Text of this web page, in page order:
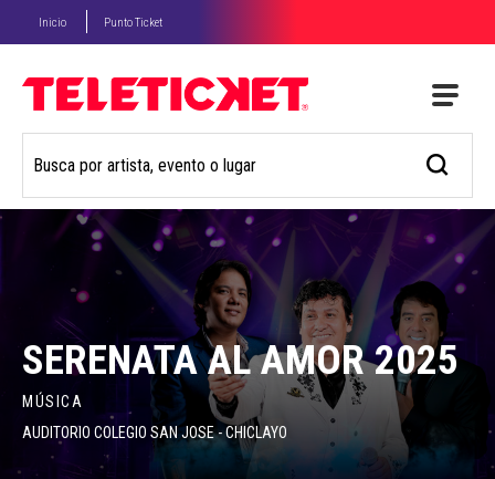
Inicio Punto Ticket
SERENATA AL AMOR 2025
MÚSICA
AUDITORIO COLEGIO SAN JOSE - CHICLAYO